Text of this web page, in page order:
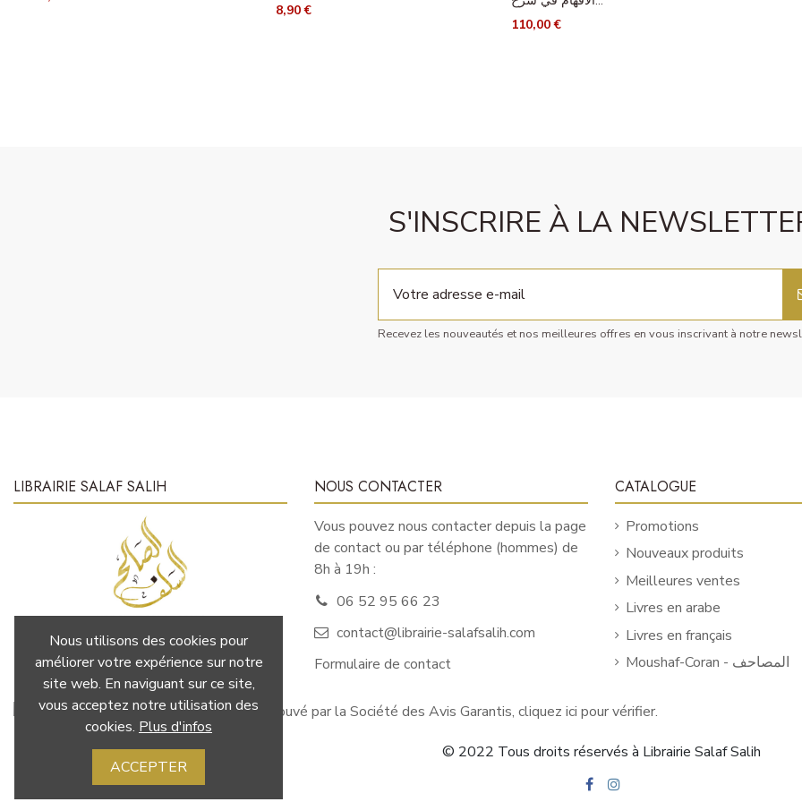
8,90 €
110,00 €
S'INSCRIRE À LA
Recevez les nouveautés et nos meilleures offres en vous inscrivant à notre
LIBRAIRIE SALAF SALIH
LA SCIENCE : AVANT LA PAROLE ET
LES ACTES
NOUS CONTACTER
Vous pouvez nous contacter depuis la page
de contact ou par téléphone (hommes) de
8h à 19h :
06 52 95 66 23
contact@librairie-salafsalih.com
Formulaire de contact
CATALOGUE
Promotions
Nouveaux produits
Meilleures ventes
Livres en arabe
Livres en français
Moushaf-Coran - المصاحف
Marchand approuvé par la Société des Avis Garantis, cliquez ici pour vérifier.
© 2022 Tous droits réservés à Librairie Salaf Salih
Nous utilisons des cookies pour
améliorer votre expérience sur notre
site web. En naviguant sur ce site,
vous acceptez notre utilisation des
cookies. Plus d'infos
ACCEPTER